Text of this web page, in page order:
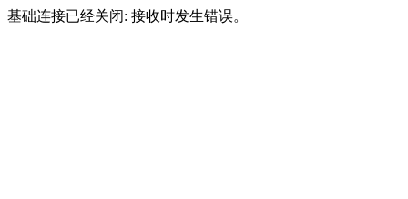
基础连接已经关闭: 接收时发生错误。